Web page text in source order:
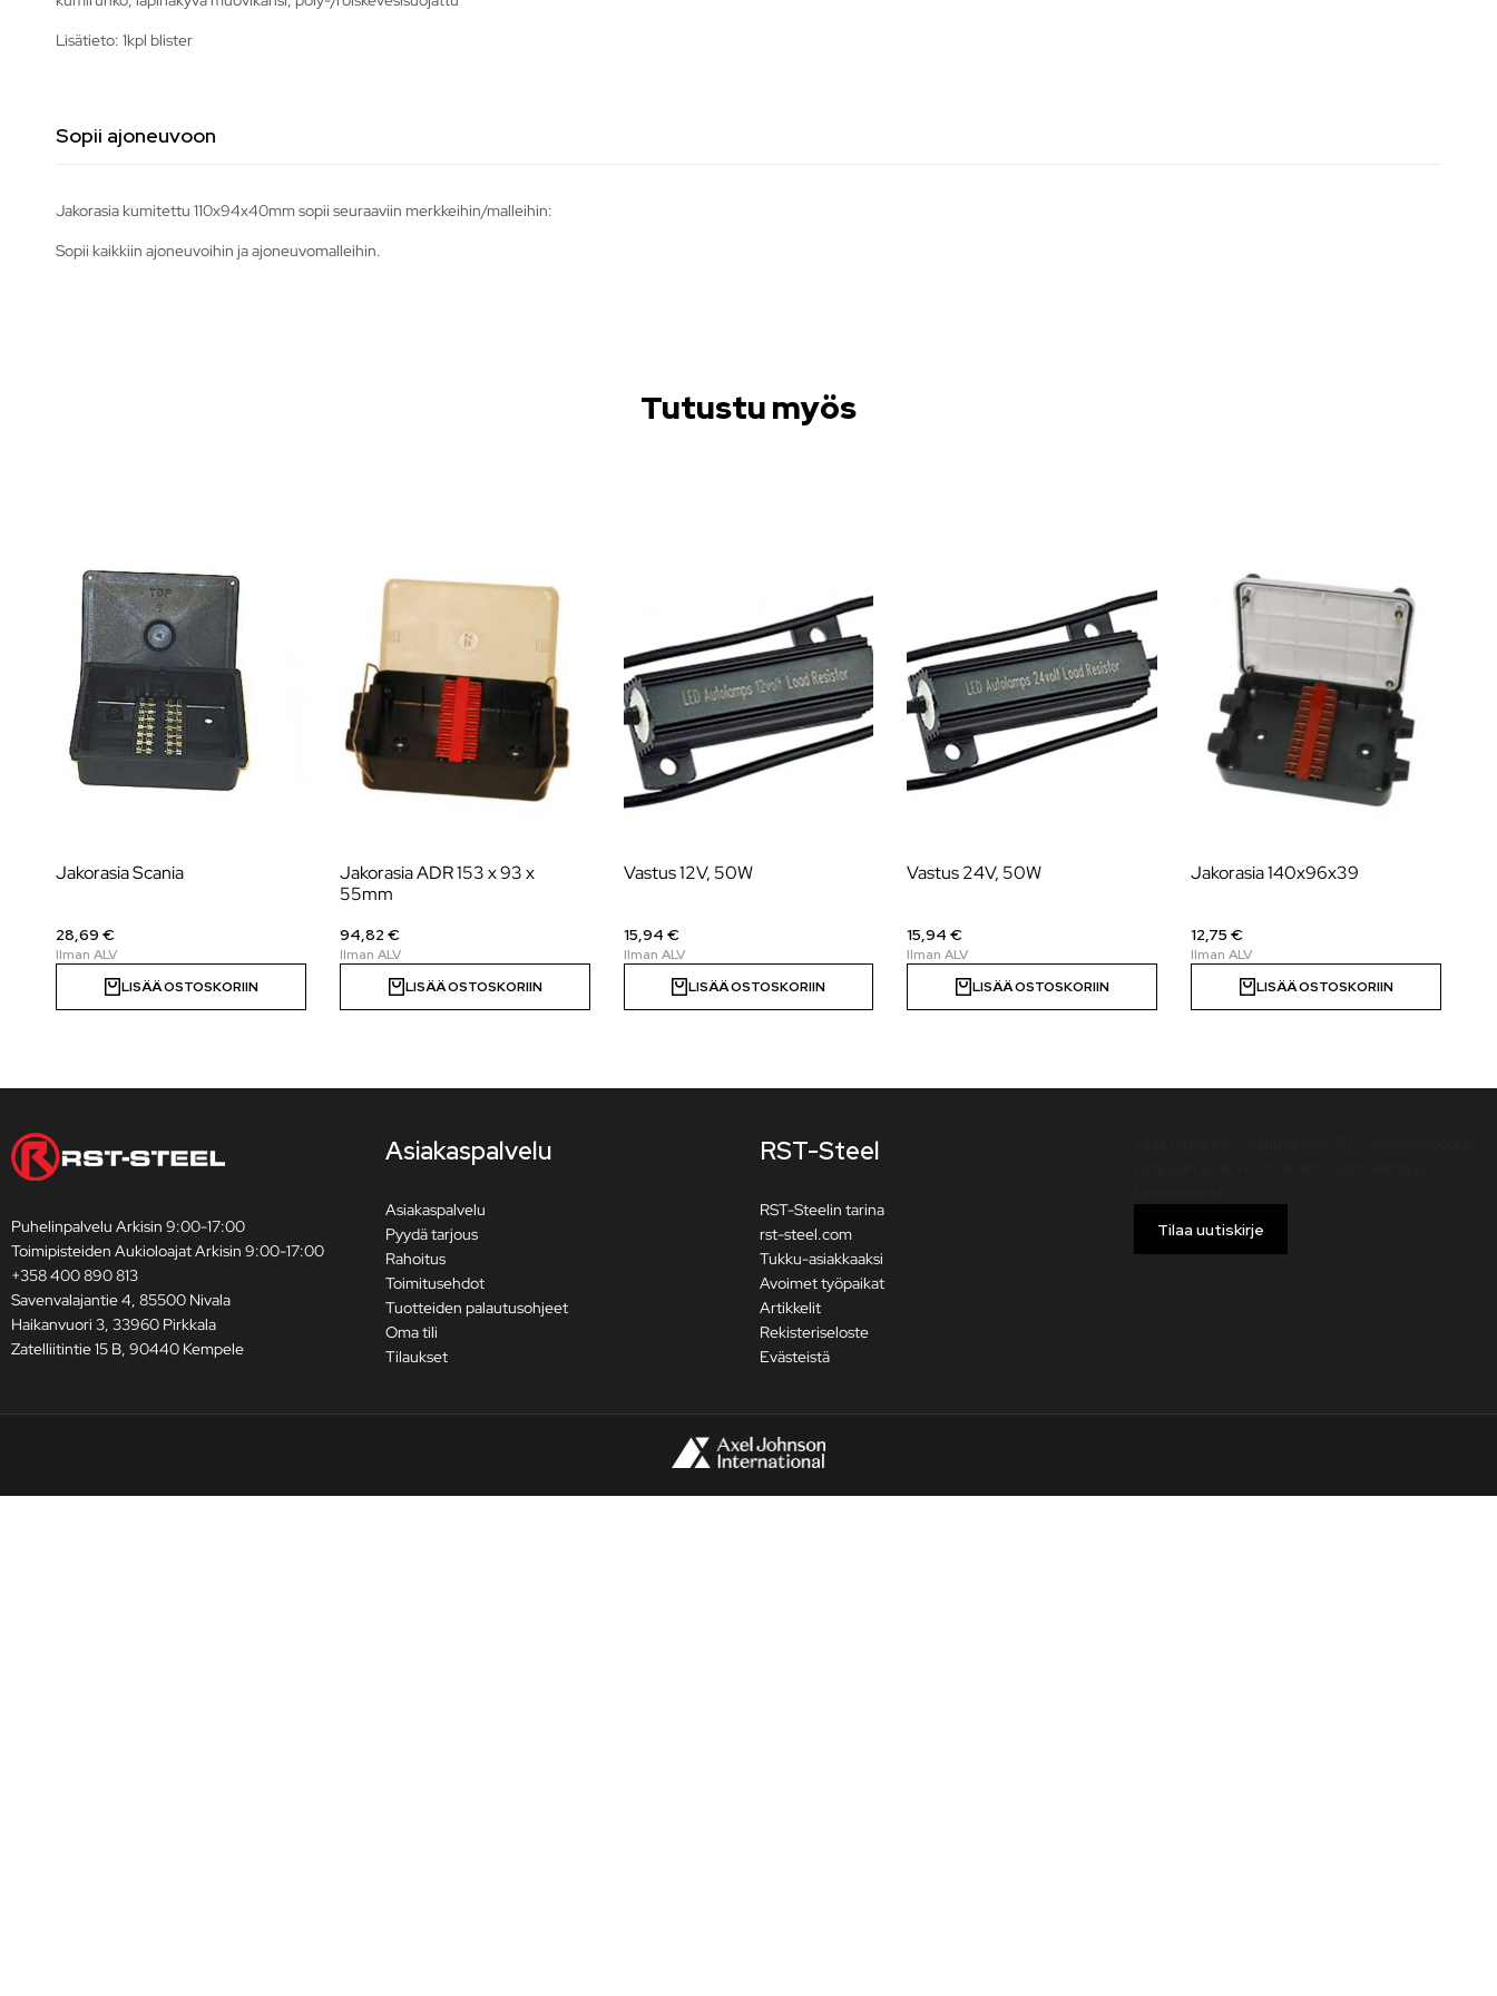
Lisätieto: 1kpl blister
Sopii ajoneuvoon
Jakorasia kumitettu 110x94x40mm sopii seuraaviin merkkeihin/malleihin:
Sopii kaikkiin ajoneuvoihin ja ajoneuvomalleihin.
Tutustu myös
Jakorasia Scania
28,69 €
LISÄÄ OSTOSKORIIN
Jakorasia ADR 153 x 93 x
55mm
94,82 €
LISÄÄ OSTOSKORIIN
Vastus 12V, 50W
15,94 €
LISÄÄ OSTOSKORIIN
Vastus 24V, 50W
15,94 €
LISÄÄ OSTOSKORIIN
Jakorasia 140x96x39
12,75 €
LISÄÄ OSTOSKORIIN
Puhelinpalvelu Arkisin 9:00-17:00
Toimipisteiden Aukioloajat Arkisin 9:00-17:00
+358 400 890 813
Savenvalajantie 4, 85500 Nivala
Haikanvuori 3, 33960 Pirkkala
Zatelliitintie 15 B, 90440 Kempele
Asiakaspalvelu
Asiakaspalvelu
Pyydä tarjous
Rahoitus
Toimitusehdot
Tuotteiden palautusohjeet
Oma tili
Tilaukset
RST-Steel
RST-Steelin tarina
rst-steel.com
Tukku-asiakkaaksi
Avoimet työpaikat
Artikkelit
Rekisteriseloste
Evästeistä
Tilaa uutiskirje